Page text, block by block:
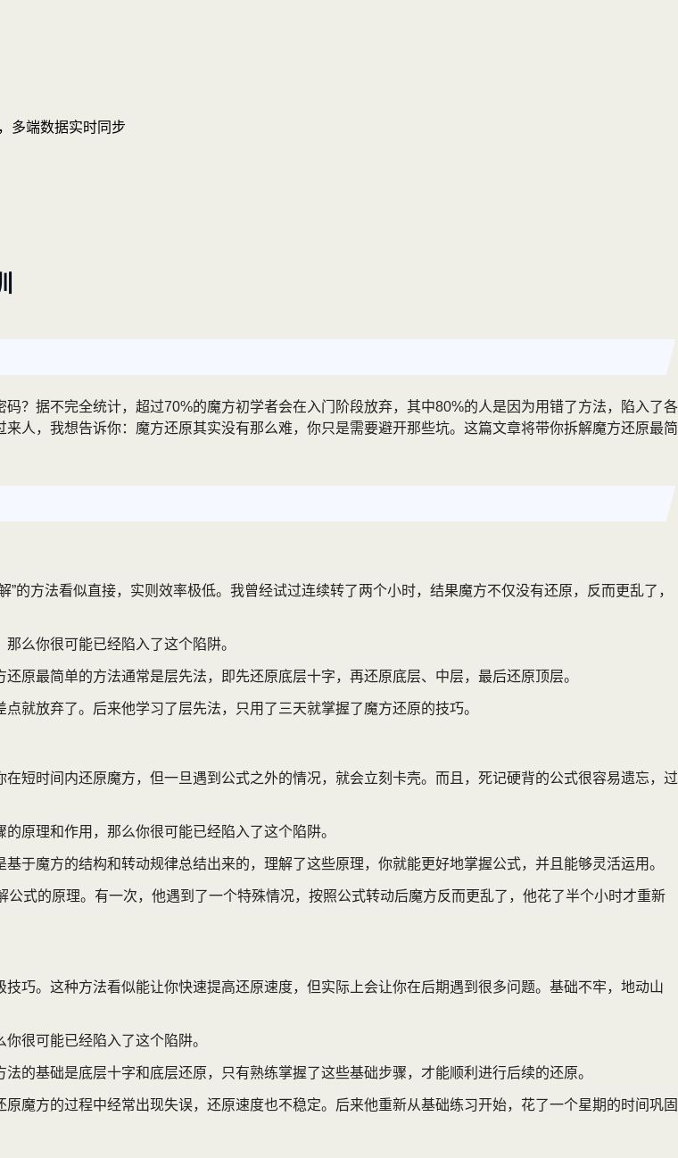
多端数据实时同步
？据不完全统计，超过70%的魔方初学者会在入门阶段放弃，其中80%的人是因为用错了方法，陷入了各
人，我想告诉你：魔方还原其实没有那么难，你只是需要避开那些坑。这篇文章将带你拆解魔方还原最简
的方法看似直接，实则效率极低。我曾经试过连续转了两个小时，结果魔方不仅没有还原，反而更乱了，
么你很可能已经陷入了这个陷阱。
原最简单的方法通常是层先法，即先还原底层十字，再还原底层、中层，最后还原顶层。
就放弃了。后来他学习了层先法，只用了三天就掌握了魔方还原的技巧。
短时间内还原魔方，但一旦遇到公式之外的情况，就会立刻卡壳。而且，死记硬背的公式很容易遗忘，过
原理和作用，那么你很可能已经陷入了这个陷阱。
于魔方的结构和转动规律总结出来的，理解了这些原理，你就能更好地掌握公式，并且能够灵活运用。
式的原理。有一次，他遇到了一个特殊情况，按照公式转动后魔方反而更乱了，他花了半个小时才重新
巧。这种方法看似能让你快速提高还原速度，但实际上会让你在后期遇到很多问题。基础不牢，地动山
很可能已经陷入了这个陷阱。
的基础是底层十字和底层还原，只有熟练掌握了这些基础步骤，才能顺利进行后续的还原。
魔方的过程中经常出现失误，还原速度也不稳定。后来他重新从基础练习开始，花了一个星期的时间巩固